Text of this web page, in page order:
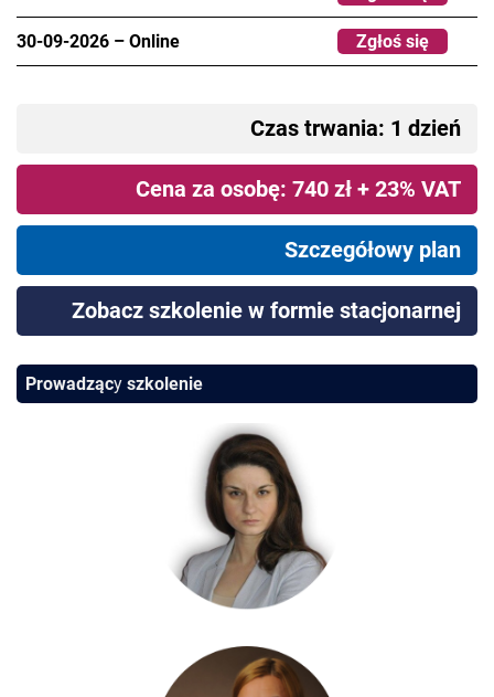
30-09-2026 – Online Zgłoś się
Czas trwania: 1 dzień
Cena za osobę: 740 zł + 23% VAT
Szczegółowy plan
Zobacz szkolenie w formie stacjonarnej
Prowadzący szkolenie